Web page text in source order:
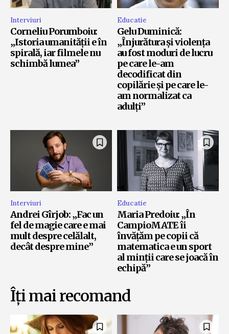
Interviuri
Corneliu Porumboiu:
„Istoria umanității e în
spirală, iar filmele nu
schimbă lumea”
Educatie
Gelu Duminică:
„Înjurătura și violența
au fost moduri de lucru
pe care le-am
decodificat din
copilărie și pe care le-
am normalizat ca
adulți”
Interviuri
Andrei Gîrjob: „Fac un
fel de magie care e mai
mult despre celălalt,
decât despre mine”
Educatie
Maria Predoiu: „În
CampioMATE îi
învățăm pe copii că
matematica e un sport
al minții care se joacă în
echipă”
Îți mai recomand